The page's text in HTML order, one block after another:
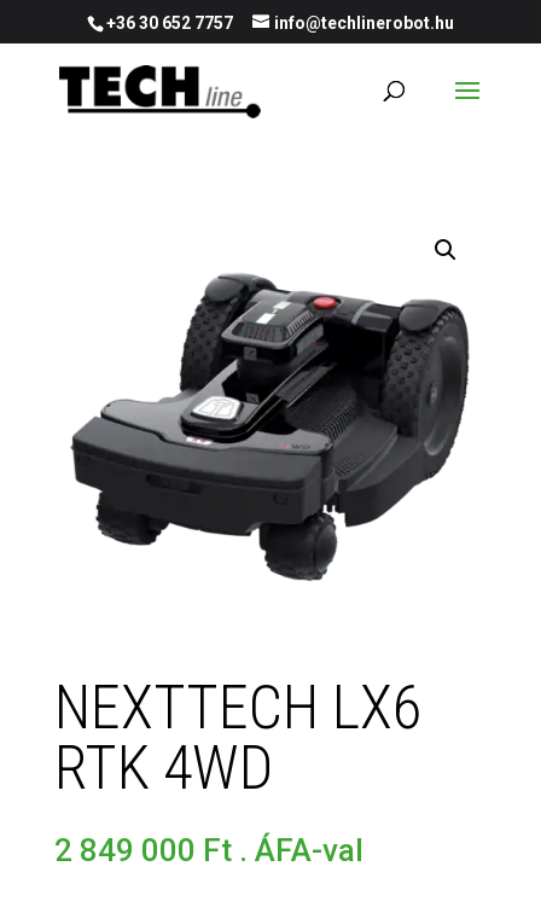
+36 30 652 7757 info@techlinerobot.hu
NEXTTECH LX6
RTK 4WD
2 849 000 Ft . ÁFA-val